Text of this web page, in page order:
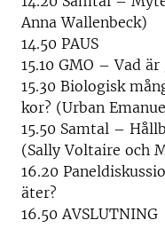
Anna Wallenbeck)
14.50 PAUS
15.10 GMO – Vad
15.30 Biologisk
kor? (Urban
15.50 Samtal –
(Sally Voltaire och
16.20
äter?
16.50 AVSLUTNING